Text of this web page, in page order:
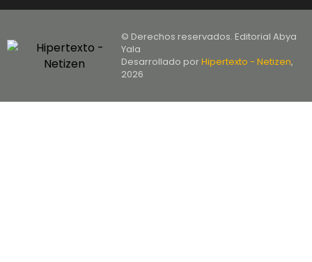
© Derechos reservados. Editorial Abya
Yala
Desarrollado porHipertexto - Netizen,
2026